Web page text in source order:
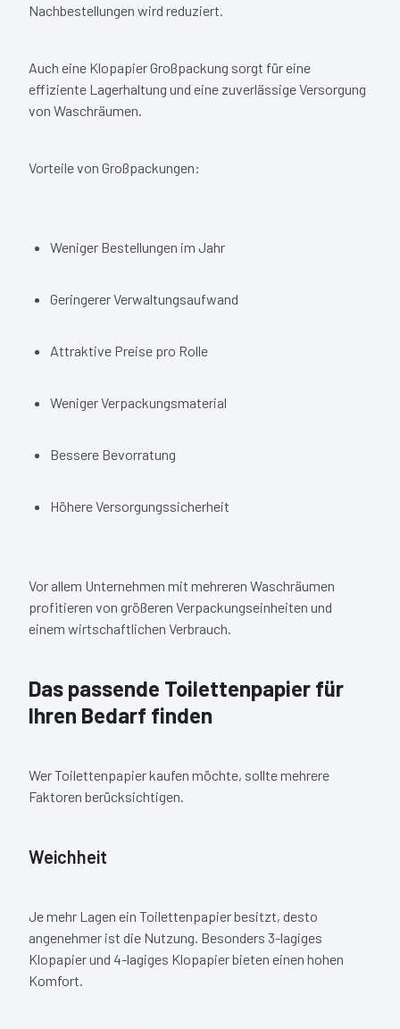
Nachbestellungen wird reduziert.
Auch eine Klopapier Großpackung sorgt für eine
effiziente Lagerhaltung und eine zuverlässige Versorgung
von Waschräumen.
Vorteile von Großpackungen:
Weniger Bestellungen im Jahr
Geringerer Verwaltungsaufwand
Attraktive Preise pro Rolle
Weniger Verpackungsmaterial
Bessere Bevorratung
Höhere Versorgungssicherheit
Vor allem Unternehmen mit mehreren Waschräumen
profitieren von größeren Verpackungseinheiten und
einem wirtschaftlichen Verbrauch.
Das passende Toilettenpapier für
Ihren Bedarf finden
Wer Toilettenpapier kaufen möchte, sollte mehrere
Faktoren berücksichtigen.
Weichheit
Je mehr Lagen ein Toilettenpapier besitzt, desto
angenehmer ist die Nutzung. Besonders 3-lagiges
Klopapier und 4-lagiges Klopapier bieten einen hohen
Komfort.